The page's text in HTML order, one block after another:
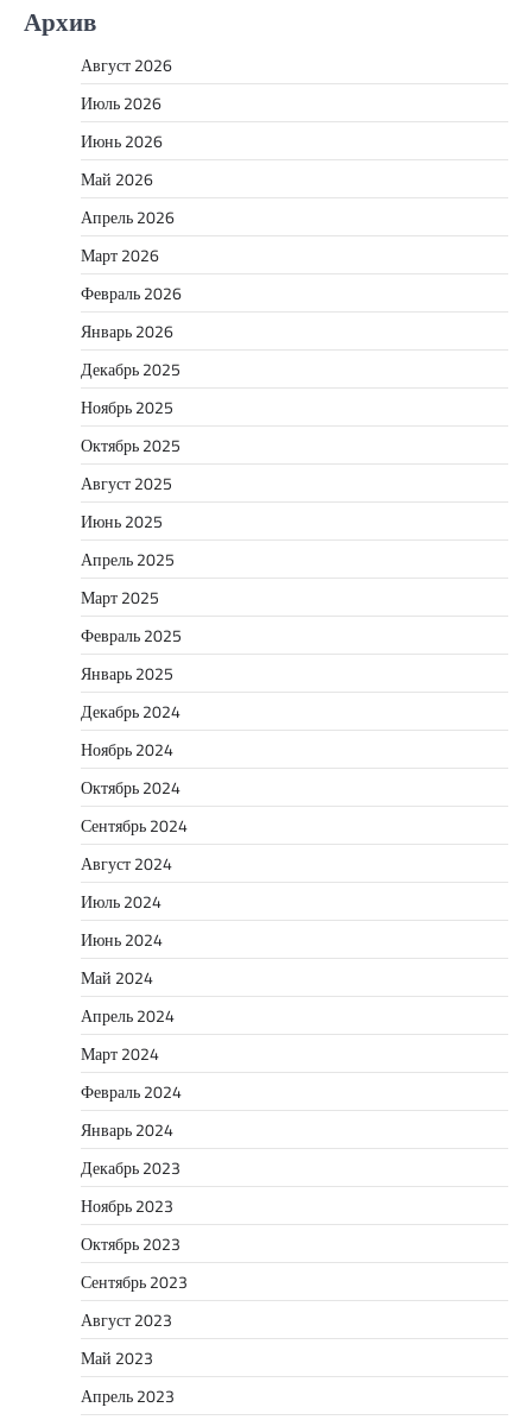
Архив
Август 2026
Июль 2026
Июнь 2026
Май 2026
Апрель 2026
Март 2026
Февраль 2026
Январь 2026
Декабрь 2025
Ноябрь 2025
Октябрь 2025
Август 2025
Июнь 2025
Апрель 2025
Март 2025
Февраль 2025
Январь 2025
Декабрь 2024
Ноябрь 2024
Октябрь 2024
Сентябрь 2024
Август 2024
Июль 2024
Июнь 2024
Май 2024
Апрель 2024
Март 2024
Февраль 2024
Январь 2024
Декабрь 2023
Ноябрь 2023
Октябрь 2023
Сентябрь 2023
Август 2023
Май 2023
Апрель 2023